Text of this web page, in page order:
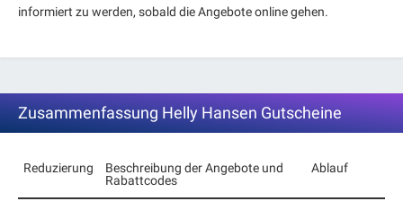
informiert zu werden, sobald die Angebote online gehen.
Zusammenfassung Helly Hansen Gutscheine
Reduzierung
Beschreibung der Angebote und
Rabattcodes
Ablauf